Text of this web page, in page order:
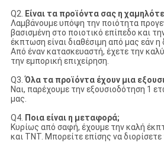
Q2.
Είναι τα προϊόντα σας η
Λαμβάνουμε υπόψη την ποιότητα
βασισμένη στο ποιοτικό επίπεδο και
έκπτωση είναι διαθέσιμη από μας εάν η
Από έναν κατασκευαστή, έχετε την
την εμπορική επιχείρηση.
Q3.Όλα τα προϊόντα έχουν μια
Ναι, παρέχουμε την εξουσιοδότηση 1
μας.
Q4. Ποια είναι η μεταφορά;
Κυρίως από σαφή, έχουμε την καλή
και TNT. Μπορείτε επίσης να